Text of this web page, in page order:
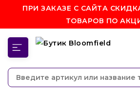
ПРИ ЗАКАЗЕ С САЙТА
ТОВАРОВ ПО